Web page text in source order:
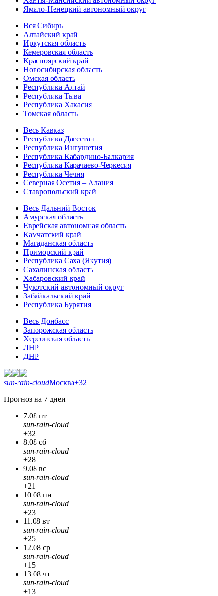
Ямало-Ненецкий автономный округ
Вся Сибирь
Алтайский край
Иркутская область
Кемеровская область
Красноярский край
Новосибирская область
Омская область
Республика Алтай
Республика Тыва
Республика Хакасия
Томская область
Весь Кавказ
Республика Дагестан
Республика Ингушетия
Республика Кабардино-Балкария
Республика Карачаево-Черкесия
Республика Чечня
Северная Осетия – Алания
Ставропольский край
Весь Дальний Восток
Амурская область
Еврейская автономная область
Камчатский край
Магаданская область
Приморский край
Республика Саха (Якутия)
Сахалинская область
Хабаровский край
Чукотский автономный округ
Забайкальский край
Республика Бурятия
Весь Донбасс
Запорожская область
Херсонская область
ЛНР
ДНР
sun-rain-cloudМосква+32
Прогноз на 7 дней
7.08 пт
sun-rain-cloud
+32
8.08 сб
sun-rain-cloud
+28
9.08 вс
sun-rain-cloud
+21
10.08 пн
sun-rain-cloud
+23
11.08 вт
sun-rain-cloud
+25
12.08 ср
sun-rain-cloud
+15
13.08 чт
sun-rain-cloud
+13